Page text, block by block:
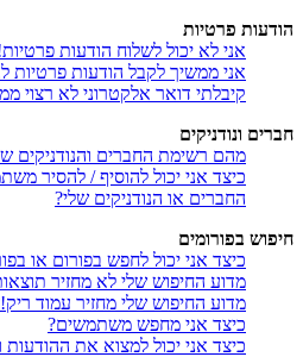
הודעות פרטיות
אני לא יכול לשלוח הודעות
אני ממשיך לקבל הודעות פרטיות
קיבלתי דואר אלקטרוני לא רצוי
חברים ונודניקים
מהם רשימת החברים והנודניקים
כיצד אני יכול להוסיף / להסיר
החברים או הנודניקים שלי?
חיפוש בפורומים
כיצד אני יכול לחפש בפורום או
מדוע החיפוש שלי לא מחזיר
מדוע החיפוש שלי מחזיר עמוד
כיצד אני מחפש משתמשים?
כיצד אני יכול למצוא את ההודעות